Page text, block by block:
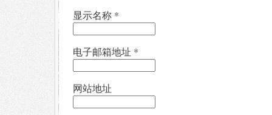
显示名称 *
电子邮箱地址 *
网站地址